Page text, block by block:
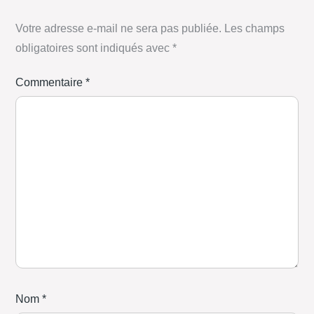
Votre adresse e-mail ne sera pas publiée. Les champs
obligatoires sont indiqués avec*
Commentaire*
Nom*